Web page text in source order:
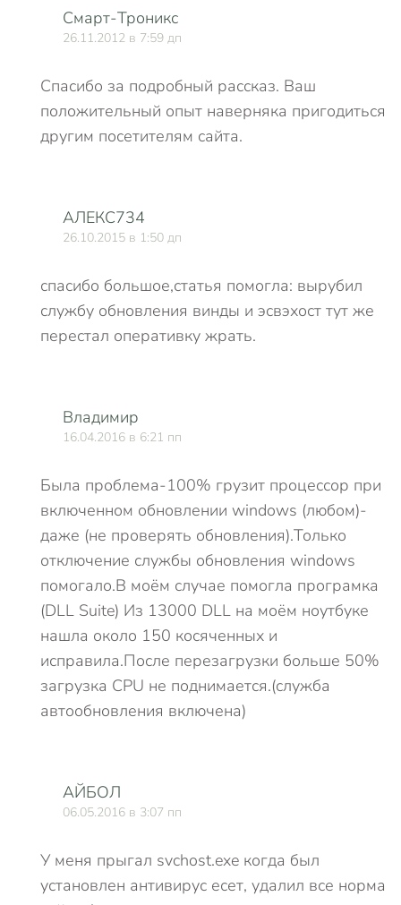
Смарт-Троникс
26.11.2012 в 7:59 дп
Спасибо за подробный рассказ. Ваш
положительный опыт наверняка пригодиться
другим посетителям сайта.
АЛЕКС734
26.10.2015 в 1:50 дп
спасибо большое,статья помогла: вырубил
службу обновления винды и эсвэхост тут же
перестал оперативку жрать.
Владимир
16.04.2016 в 6:21 пп
Была проблема-100% грузит процессор при
включенном обновлении windows (любом)-
даже (не проверять обновления).Только
отключение службы обновления windows
помогало.В моём случае помогла програмка
(DLL Suite) Из 13000 DLL на моём ноутбуке
нашла около 150 косяченных и
исправила.После перезагрузки больше 50%
загрузка CPU не поднимается.(служба
автообновления включена)
АЙБОЛ
06.05.2016 в 3:07 пп
У меня прыгал svchost.exe когда был
установлен антивирус есет, удалил все норма